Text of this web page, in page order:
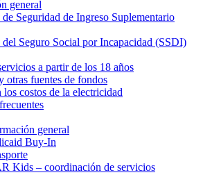
general
Seguridad de Ingreso Suplementario
Seguro Social por Incapacidad (SSDI)
a partir de los 18 años
otras fuentes de fondos
los costos de la electricidad
general
Buy-In
Kids – coordinación de servicios